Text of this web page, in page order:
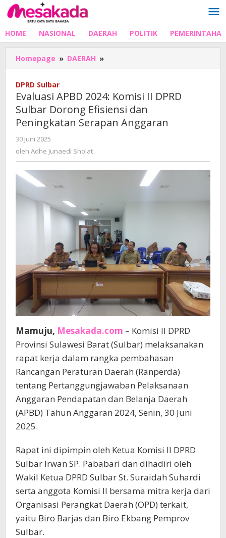
Lewati
ke
HOME NASIONAL DAERAH POLITIK
Homepage » DAERAH »
APBD
II
DPRD
Sulbar
Peningkatan
Anggaran
DPRD Sulbar
Evaluasi APBD 2024: Komisi II DPRD
Sulbar Dorong Efisiensi dan
Peningkatan Serapan Anggaran
30 Juni 2025
Adhe
oleh Adhe Junaedi Sholat
Mamuju, Mesakada.com – Komisi II DPRD
Provinsi Sulawesi Barat (Sulbar) melaksanakan
rapat kerja dalam rangka pembahasan
Rancangan Peraturan Daerah (Ranperda)
tentang Pertanggungjawaban Pelaksanaan
Anggaran Pendapatan dan Belanja Daerah
(APBD) Tahun Anggaran 2024, Senin, 30 Juni
2025.
Rapat ini dipimpin oleh Ketua Komisi II DPRD
Sulbar Irwan SP. Pababari dan dihadiri oleh
Wakil Ketua DPRD Sulbar St. Suraidah Suhardi
serta anggota Komisi II bersama mitra kerja dari
Organisasi Perangkat Daerah (OPD) terkait,
yaitu Biro Barjas dan Biro Ekbang Pemprov
Sulbar.